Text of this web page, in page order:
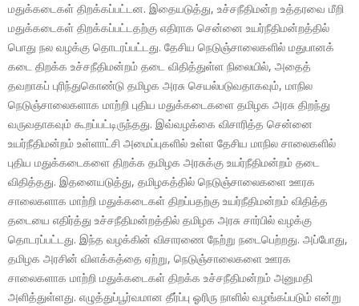
மதுக்கடைகள் திறக்கப்பட்டன. இதையடுத்து, உச்சநீதிமன்ற உத்தரவை மீறி
மதுக்கடைகள் திறக்கப்பட்டதற்கு எதிராக சென்னை உயர்நீதிமன்றத்தில்
பொது நல வழக்கு தொடரப்பட்டது. தேசிய நெடுஞ்சாலைகளில் மதுபானக்
கடை திறக்க உச்சநீதிமன்றம் தடை விதித்துள்ள நிலையில், அதைத்
தவறாகப் புரிந்துகொண்டு தமிழக அரசு செயல்படுவதாகவும், மாநில
நெடுஞ்சாலைகளாக மாற்றி புதிய மதுக்கடைகளை தமிழக அரசு திறந்து
வருவதாகவும் கூறப்பட்டிருந்தது. இவ்வழக்கை விசாரித்த சென்னை
உயர்நீதிமன்றம் உள்ளாட்சி அமைப்புகளில் உள்ள தேசிய மாநில சாலைகளில்
புதிய மதுக்கடைகளை திறக்க தமிழக அரசுக்கு உயர்நீதிமன்றம் தடை
விதித்தது. இதனையடுத்து, தமிழகத்தில் நெடுஞ்சாலைகளை ஊரக
சாலைகளாக மாற்றி மதுக்கடைகள் திறப்பதற்கு உயர்நீதிமன்றம் விதித்த
தடையை எதிர்த்து உச்சநீதிமன்றத்தில் தமிழக அரசு சார்பில் வழக்கு
தொடரப்பட்டது. இந்த வழக்கின் விசாரணை நேற்று நடைபெற்றது. அப்போது,
தமிழக அரசின் விளக்கத்தை ஏற்று, நெடுஞ்சாலைகளை ஊரக
சாலைகளாக மாற்றி மதுக்கடைகள் திறக்க உச்சநீதிமன்றம் அனுமதி
அளித்துள்ளது. எழுத்துப்பூர்வமான தீர்ப்பு ஓரிரு நாளில் வழங்கப்படும் என்று